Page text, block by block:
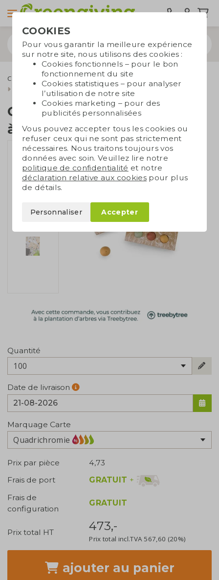
Cadeaux d'affaires écologiques
Bombes de graines
Cadeau avec 3 bombes à graines
Cadeau avec 3 bombes
à graines
Quantité
100
Date de livraison
Marquage Carte
Quadrichromie
Prix par pièce
4,73
Frais de port
GRATUIT +
Frais de
configuration
GRATUIT
Prix total HT 473,-
Prix total incl.TVA 567,60 (20%)
ajouter au panier
COOKIES
Pour vous garantir la meilleure expérience
sur notre site, nous utilisons des cookies :
Cookies fonctionnels – pour le bon
fonctionnement du site
Cookies statistiques – pour analyser
l’utilisation de notre site
Cookies marketing – pour des
publicités personnalisées
Vous pouvez accepter tous les cookies ou
refuser ceux qui ne sont pas strictement
nécessaires. Nous traitons toujours vos
données avec soin. Veuillez lire notre
politique de confidentialité et notre
déclaration relative aux cookies pour plus
de détails.
Personnaliser Accepter